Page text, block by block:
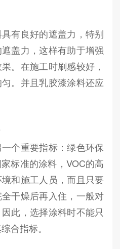
有良好的遮盖力，特别
盖力，这样有助于增强
。在施工时刷感较好，
。并且乳胶漆涂料还应
个重要指标：绿色环保
标准的涂料，VOC的高
和施工人员，而且只要
干燥后再入住，一般对
此，选择涂料时不能只
合指标。